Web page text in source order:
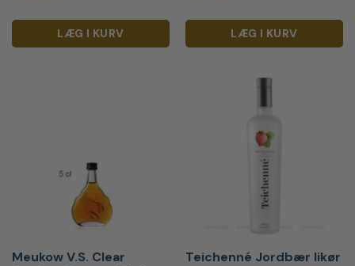
LÆG I KURV LÆG I KURV
Meukow V.S. Clear
Teichenné Jordbær likør